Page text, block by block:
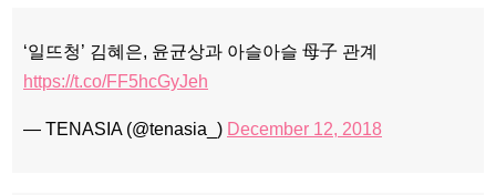
‘일뜨청’ 김혜은, 윤균상과 아슬아슬 母子 관계
https://t.co/FF5hcGyJeh
— TENASIA (@tenasia_) December 12, 2018